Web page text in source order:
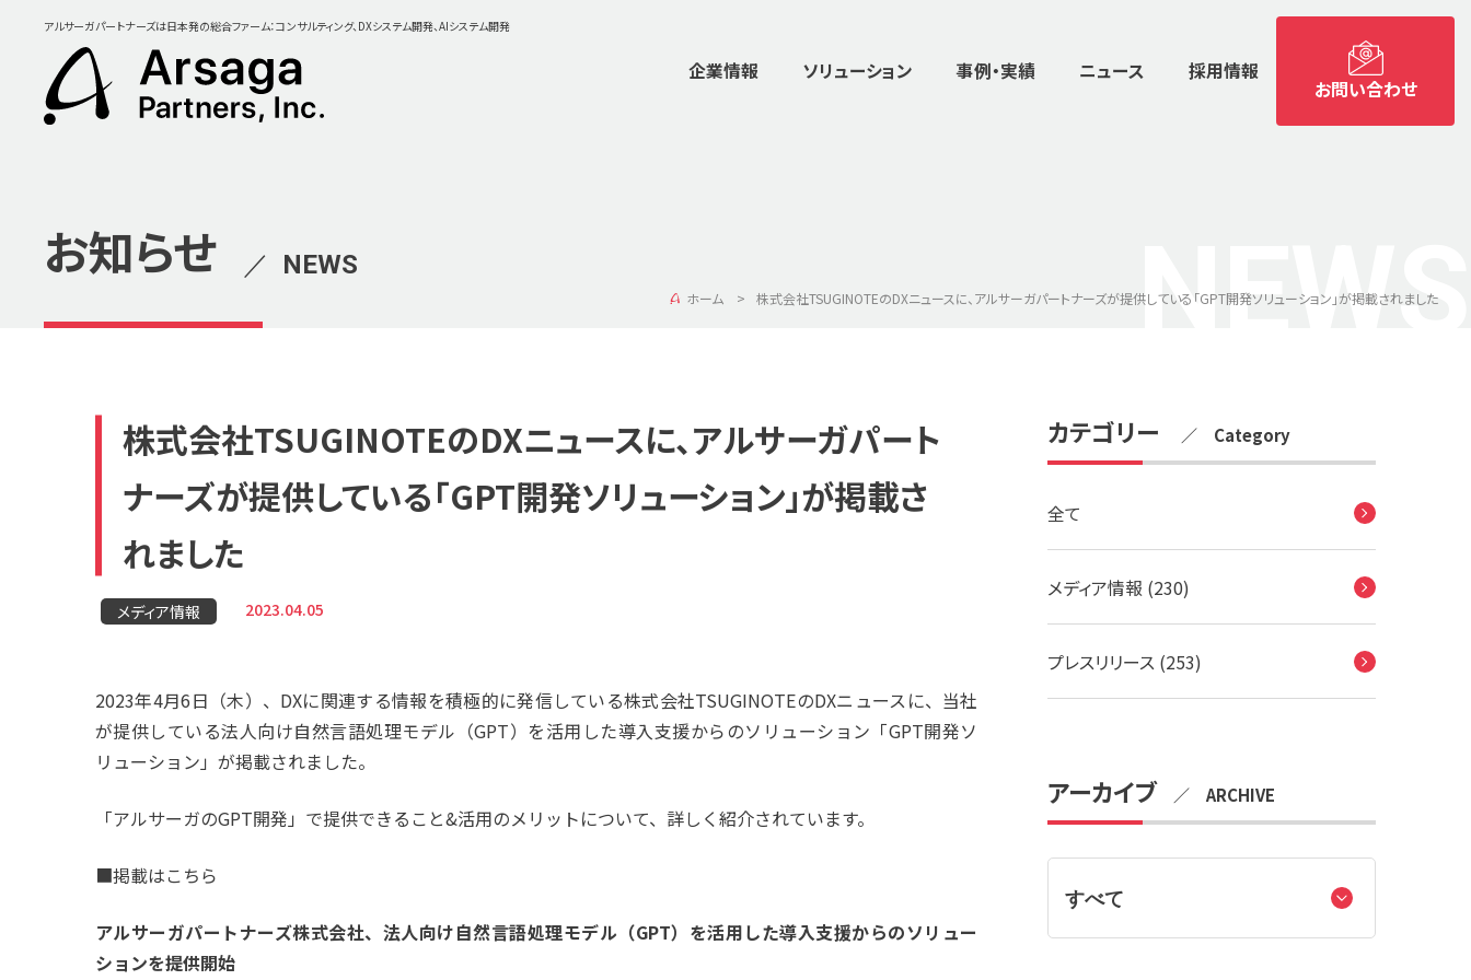
アルサーガパートナーズは日本発の総合ファーム：コンサルティング、DXシステム開発、AIシステム開発
企業情報 ソリューション 事例・実績 ニュース 採用情報
お問い合わせ
お知らせ ／ NEWS NEWS
ホーム 株式会社TSUGINOTEのDXニュースに、アルサーガパートナーズが提供している「GPT開発ソリューション」が掲載されました
株式会社TSUGINOTEのDXニュースに、アルサーガパート
ナーズが提供している「GPT開発ソリューション」が掲載さ
れました
メディア情報 2023.04.05
2023年4月6日（木）、DXに関連する情報を積極的に発信している株式会社TSUGINOTEのDXニュースに、当社
が提供している法人向け自然言語処理モデル（GPT）を活用した導入支援からのソリューション「GPT開発ソ
リューション」が掲載されました。
「アルサーガのGPT開発」で提供できること&活用のメリットについて、詳しく紹介されています。
■掲載はこちら
アルサーガパートナーズ株式会社、法人向け自然言語処理モデル（GPT）を活用した導入支援からのソリュー
ションを提供開始
カテゴリー ／ Category
全て
メディア情報 (230)
プレスリリース (253)
アーカイブ ／ ARCHIVE